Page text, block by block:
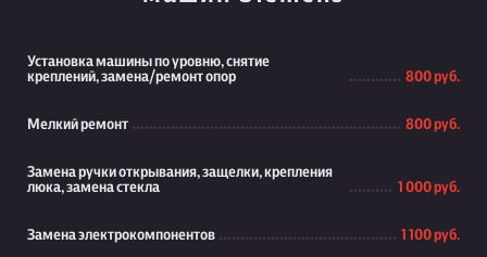
Установка машины по уровню, снятие
креплений, замена/ремонт опор
800 руб.
Мелкий ремонт 800 руб.
Замена ручки открывания, защелки, крепления
люка, замена стекла
1 000 руб.
Замена электрокомпонентов 1 100 руб.